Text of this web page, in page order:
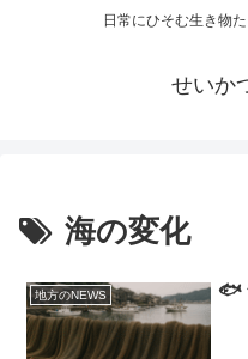
日常にひそむ生き物
せいか
海の変化
地方のNEWS 🐟